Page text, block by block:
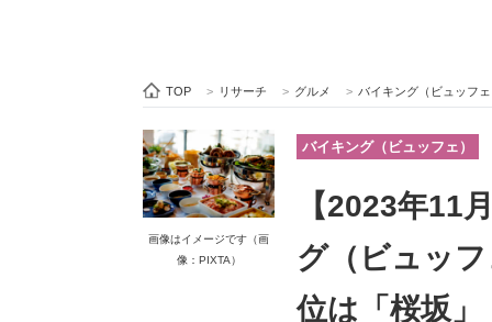
ビジネスと働き方のヒント AI活用の
ITエンジニア向け専門サイト
TOP > リサーチ > グルメ > バイキング（ビュッフェ
画像はイメージです（画
像：PIXTA）
バイキング（ビュッフェ）
【2023年11
グ（ビュッ
位は「桜坂」